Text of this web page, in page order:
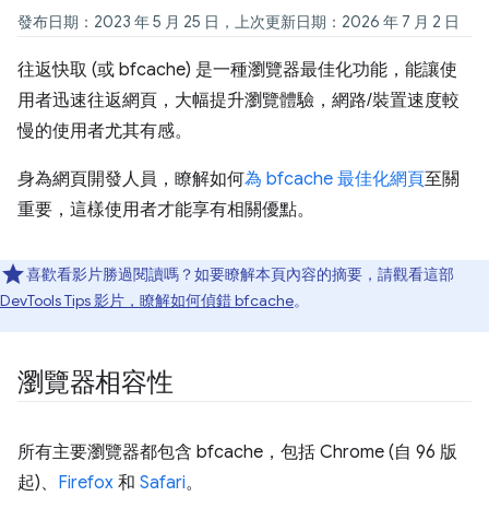
發布日期：2023 年 5 月 25 日，上次更新日期：2026 年 7 月 2 日
往返快取 (或 bfcache) 是一種瀏覽器最佳化功能，能讓使
用者迅速往返網頁，大幅提升瀏覽體驗，網路/裝置速度較
慢的使用者尤其有感。
身為網頁開發人員，瞭解如何為 bfcache 最佳化網頁至關
重要，這樣使用者才能享有相關優點。
喜歡看影片勝過閱讀嗎？如要瞭解本頁內容的摘要，請觀看這部
DevTools Tips 影片，瞭解如何偵錯 bfcache。
瀏覽器相容性
所有主要瀏覽器都包含 bfcache，包括 Chrome (自 96 版
起)、 Firefox 和 Safari。